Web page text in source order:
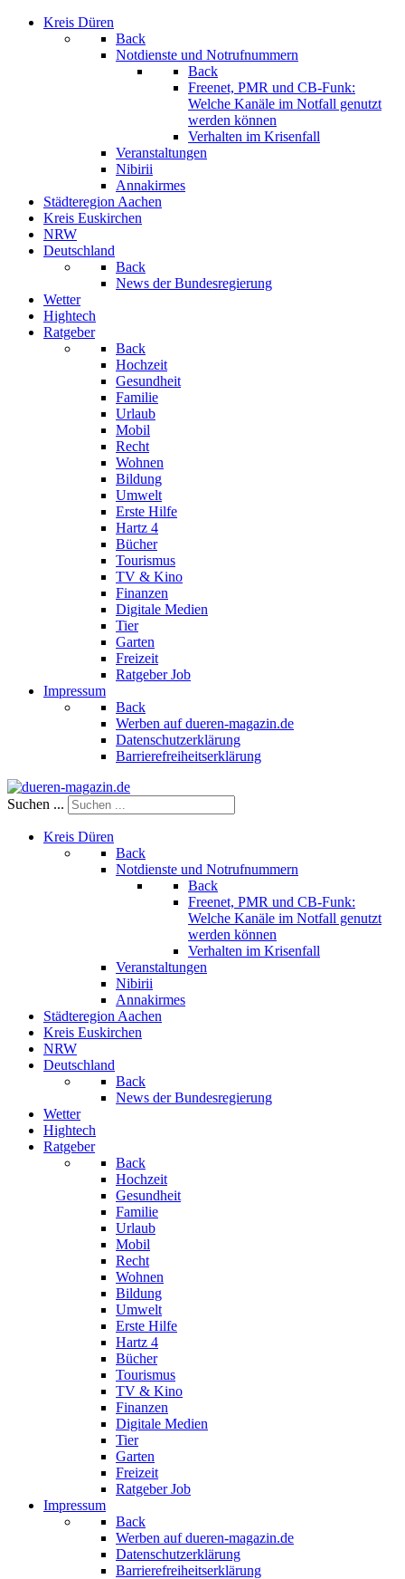
Kreis Düren
Back
Notdienste und Notrufnummern
Back
Freenet, PMR und CB-Funk:
Welche Kanäle im Notfall genutzt
werden können
Verhalten im Krisenfall
Veranstaltungen
Nibirii
Annakirmes
Städteregion Aachen
Kreis Euskirchen
NRW
Deutschland
Back
News der Bundesregierung
Wetter
Hightech
Ratgeber
Back
Hochzeit
Gesundheit
Familie
Urlaub
Mobil
Recht
Wohnen
Bildung
Umwelt
Erste Hilfe
Hartz 4
Bücher
Tourismus
TV & Kino
Finanzen
Digitale Medien
Tier
Garten
Freizeit
Ratgeber Job
Impressum
Back
Werben auf dueren-magazin.de
Datenschutzerklärung
Barrierefreiheitserklärung
Suchen ...
Kreis Düren
Back
Notdienste und Notrufnummern
Back
Freenet, PMR und CB-Funk:
Welche Kanäle im Notfall genutzt
werden können
Verhalten im Krisenfall
Veranstaltungen
Nibirii
Annakirmes
Städteregion Aachen
Kreis Euskirchen
NRW
Deutschland
Back
News der Bundesregierung
Wetter
Hightech
Ratgeber
Back
Hochzeit
Gesundheit
Familie
Urlaub
Mobil
Recht
Wohnen
Bildung
Umwelt
Erste Hilfe
Hartz 4
Bücher
Tourismus
TV & Kino
Finanzen
Digitale Medien
Tier
Garten
Freizeit
Ratgeber Job
Impressum
Back
Werben auf dueren-magazin.de
Datenschutzerklärung
Barrierefreiheitserklärung